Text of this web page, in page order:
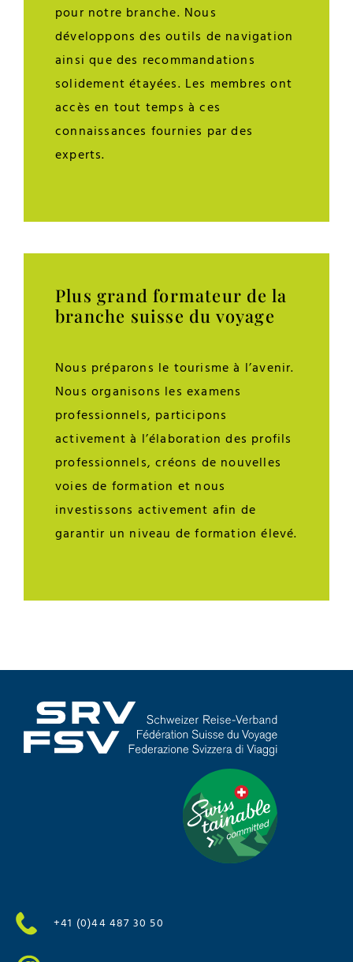
pour notre branche. Nous
développons des outils de navigation
ainsi que des recommandations
solidement étayées. Les membres ont
accès en tout temps à ces
connaissances fournies par des
experts.
Plus grand formateur de la
branche suisse du voyage
Nous préparons le tourisme à l’avenir.
Nous organisons les examens
professionnels, participons
activement à l’élaboration des profils
professionnels, créons de nouvelles
voies de formation et nous
investissons activement afin de
garantir un niveau de formation élevé.
+41 (0)44 487 30 50